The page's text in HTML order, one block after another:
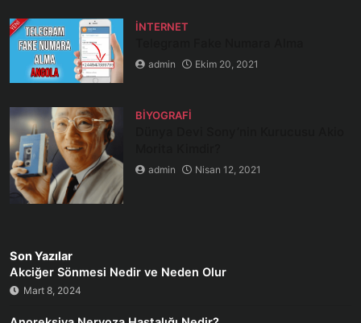
İNTERNET
admin Ekim 20, 2021
BIYOGRAFI
admin Nisan 12, 2021
Son Yazılar
Akciğer Sönmesi Nedir ve Neden Olur
Mart 8, 2024